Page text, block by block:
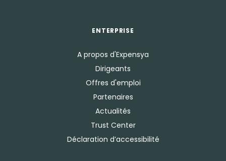
ENTERPRISE
A propos d'Expensya
Dirigeants
Offres d'emploi
Partenaires
Actualités
Trust Center
Déclaration d’accessibilité